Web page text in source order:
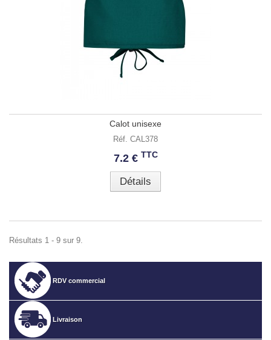
Calot unisexe
Réf. CAL378
7.2 € TTC
Détails
Résultats 1 - 9 sur 9.
RDV commercial
Livraison